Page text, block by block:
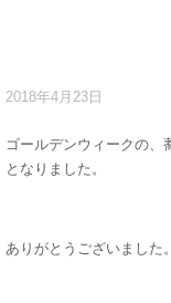
2018年4月23日
ゴールデンウィークの、
となりました。
ありがとうございました。